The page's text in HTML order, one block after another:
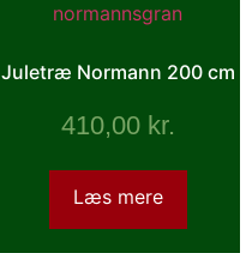
Juletræ Normann 200 cm
410,00 kr.
Læs mere